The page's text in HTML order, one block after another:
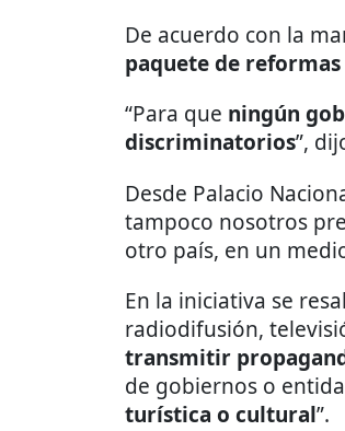
De acuerdo con la
paquete de reformas
“Para que ningún
discriminatorios”,
Desde Palacio
tampoco nosotros
otro país, en un
En la iniciativa se
radiodifusión,
transmitir
de gobiernos o
turística o cultural”.